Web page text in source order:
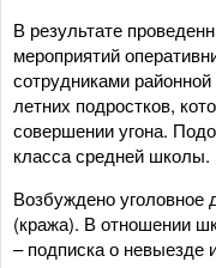
В результате
мероприятий
сотрудниками
летних подростков,
совершении угона.
класса средней школы.
Возбуждено уголовное
(кража). В отношении
– подписка о